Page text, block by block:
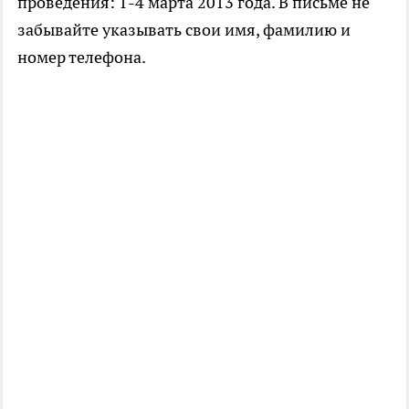
забывайте указывать свои имя, фамилию и
номер телефона.